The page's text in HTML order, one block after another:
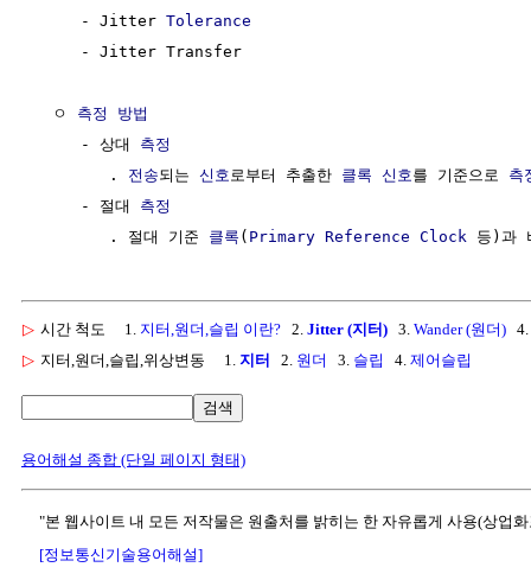
     - Jitter
Tolerance
     - Jitter Transfer
  ㅇ
측정 방법
     - 상대
측정
        .
전송되는 신호 로부터 추출한 클록 신호를 기준으로 측
     - 절대
측정
        . 절대 기준
클록 ( Primary Reference Clock 등)과
▷ 시간 척도 1. 지터,원더,슬립 이란? 2. Jitter (지터) 3. Wander (원더) 4.
▷ 지터,원더,슬립,위상변동 1. 지터 2. 원더 3. 슬립 4. 제어슬립
검색
용어해설 종합 (단일 페이지 형태)
"본 웹사이트 내 모든 저작물은 원출처를 밝히는 한 자유롭게 사용(상업
[정보통신기술용어해설]